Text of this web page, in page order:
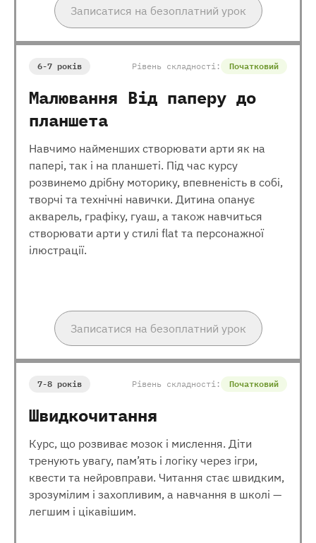
Записатися на безоплатний урок
6-7 років Рівень складності: Початковий
Малювання Від паперу до
планшета
Навчимо найменших створювати арти як на
папері, так і на планшеті. Під час курсу
розвинемо дрібну моторику, впевненість в собі,
творчі та технічні навички. Дитина опанує
акварель, графіку, гуаш, а також навчиться
створювати арти у стилі flat та персонажної
ілюстрації.
Записатися на безоплатний урок
7-8 років Рівень складності: Початковий
Швидкочитання
Курс, що розвиває мозок і мислення. Діти
тренують увагу, пам’ять і логіку через ігри,
квести та нейровправи. Читання стає швидким,
зрозумілим і захопливим, а навчання в школі —
легшим і цікавішим.